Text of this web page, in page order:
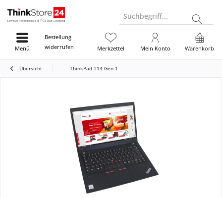
Suchbegriff...
Bestellung
widerrufen
Warenkorb
Merkzettel Mein Konto
Menü
Übersicht ThinkPad T14 Gen 1